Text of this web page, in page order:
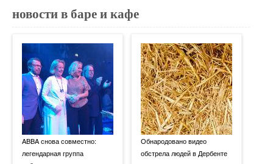
новости в баре и кафе
ABBA снова совместно:
легендарная группа
Обнародовано видео
обстрела людей в Дербенте